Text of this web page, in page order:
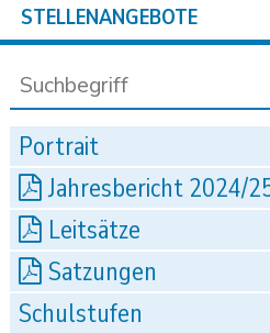
STELLENANGEBOTE
Portrait
Jahresbericht 2024/
Leitsätze
Satzungen
Schulstufen